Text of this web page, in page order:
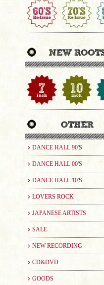
DANCE HALL 90'S
DANCE HALL 00'S
DANCE HALL 10'S
LOVERS ROCK
JAPANESE ARTISTS
SALE
NEW RECORDING
CD&DVD
GOODS